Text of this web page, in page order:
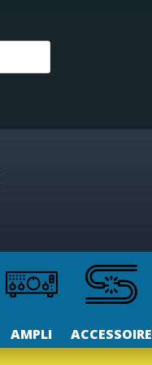
AMPLI ACCESSOIRE